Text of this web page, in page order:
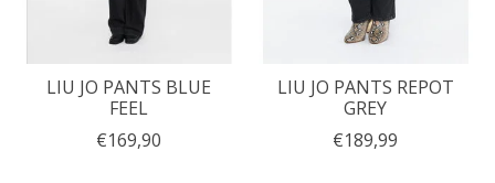
LIU JO PANTS BLUE
FEEL
€169,90
LIU JO PANTS REPOT
GREY
€189,99